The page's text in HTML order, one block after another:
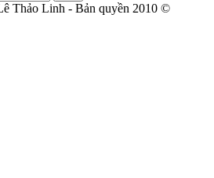
Thảo Linh - Bản quyền 2010 ©